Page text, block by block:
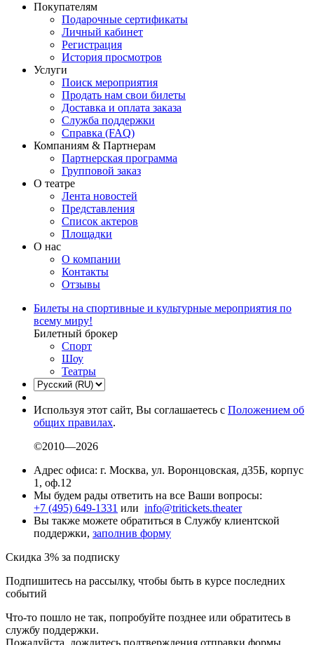
Покупателям
Подарочные сертификаты
Личный кабинет
Регистрация
История просмотров
Услуги
Поиск мероприятия
Продать нам свои билеты
Доставка и оплата заказа
Служба поддержки
Справка (FAQ)
Компаниям & Партнерам
Партнерская программа
Групповой заказ
О театре
Лента новостей
Представления
Список актеров
Площадки
О нас
О компании
Контакты
Отзывы
Билеты на спортивные и культурные мероприятия по
всему миру!
Билетный брокер
Спорт
Шоу
Театры
Используя этот сайт, Вы соглашаетесь с Положением об
общих правилах.
©2010—2026
Адрес офиса: г. Москва, ул. Воронцовская, д35Б, корпус
1, оф.12
Мы будем рады ответить на все Ваши вопросы:
+7 (495) 649-1331 или info@tritickets.theater
Вы также можете обратиться в Службу клиентской
поддержки, заполнив форму
Скидка 3% за подписку
Подпишитесь на рассылку, чтобы быть в курсе последних
событий
Что-то пошло не так, попробуйте позднее или обратитесь в
службу поддержки.